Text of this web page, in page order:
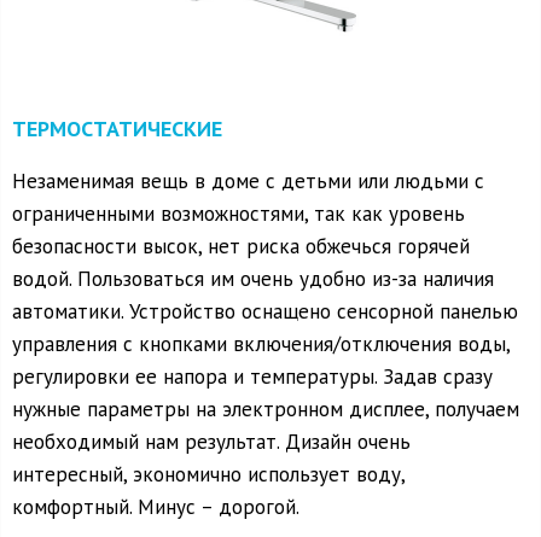
ТЕРМОСТАТИЧЕСКИЕ
Незаменимая вещь в доме с детьми или людьми с
ограниченными возможностями, так как уровень
безопасности высок, нет риска обжечься горячей
водой. Пользоваться им очень удобно из-за наличия
автоматики. Устройство оснащено сенсорной панелью
управления с кнопками включения/отключения воды,
регулировки ее напора и температуры. Задав сразу
нужные параметры на электронном дисплее, получаем
необходимый нам результат. Дизайн очень
интересный, экономично использует воду,
комфортный. Минус – дорогой.